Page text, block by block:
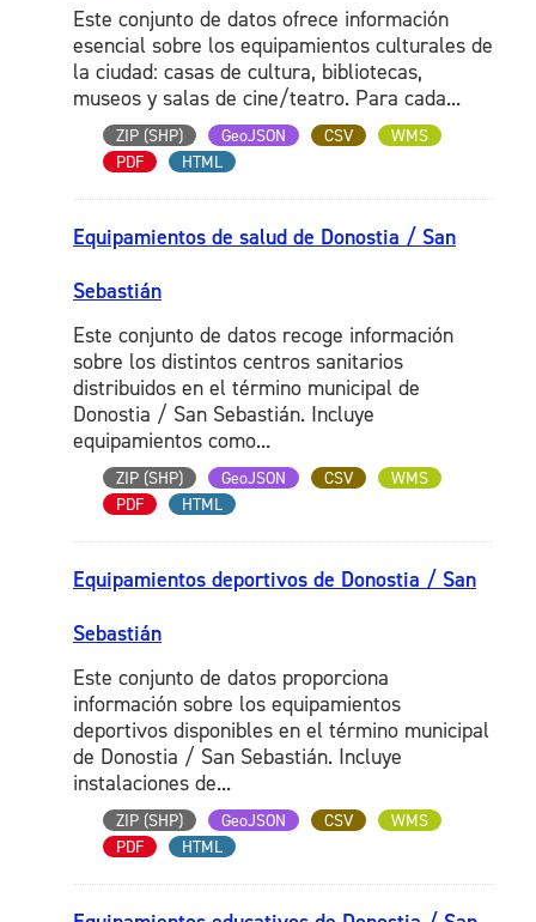
Este conjunto de datos ofrece información
esencial sobre los equipamientos culturales de
la ciudad: casas de cultura, bibliotecas,
museos y salas de cine/teatro. Para cada...
ZIP (SHP) GeoJSON CSV
WMS
PDF
HTML
Equipamientos de salud de Donostia / San
Sebastián
Este conjunto de datos recoge información
sobre los distintos centros sanitarios
distribuidos en el término municipal de
Donostia / San Sebastián. Incluye
equipamientos como...
ZIP (SHP) GeoJSON CSV
WMS
PDF
HTML
Equipamientos deportivos de Donostia / San
Sebastián
Este conjunto de datos proporciona
información sobre los equipamientos
deportivos disponibles en el término municipal
de Donostia / San Sebastián. Incluye
instalaciones de...
ZIP (SHP) GeoJSON CSV
WMS
PDF
HTML